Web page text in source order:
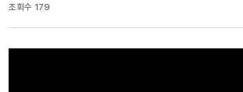
조회수 179